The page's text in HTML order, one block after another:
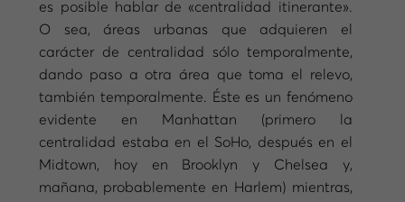
es posible hablar de «centralidad itinerante».
O sea, áreas urbanas que adquieren el
carácter de centralidad sólo temporalmente,
dando paso a otra área que toma el relevo,
también temporalmente. Éste es un fenómeno
evidente en Manhattan (primero la
centralidad estaba en el SoHo, después en el
Midtown, hoy en Brooklyn y Chelsea y,
mañana, probablemente en Harlem) mientras,